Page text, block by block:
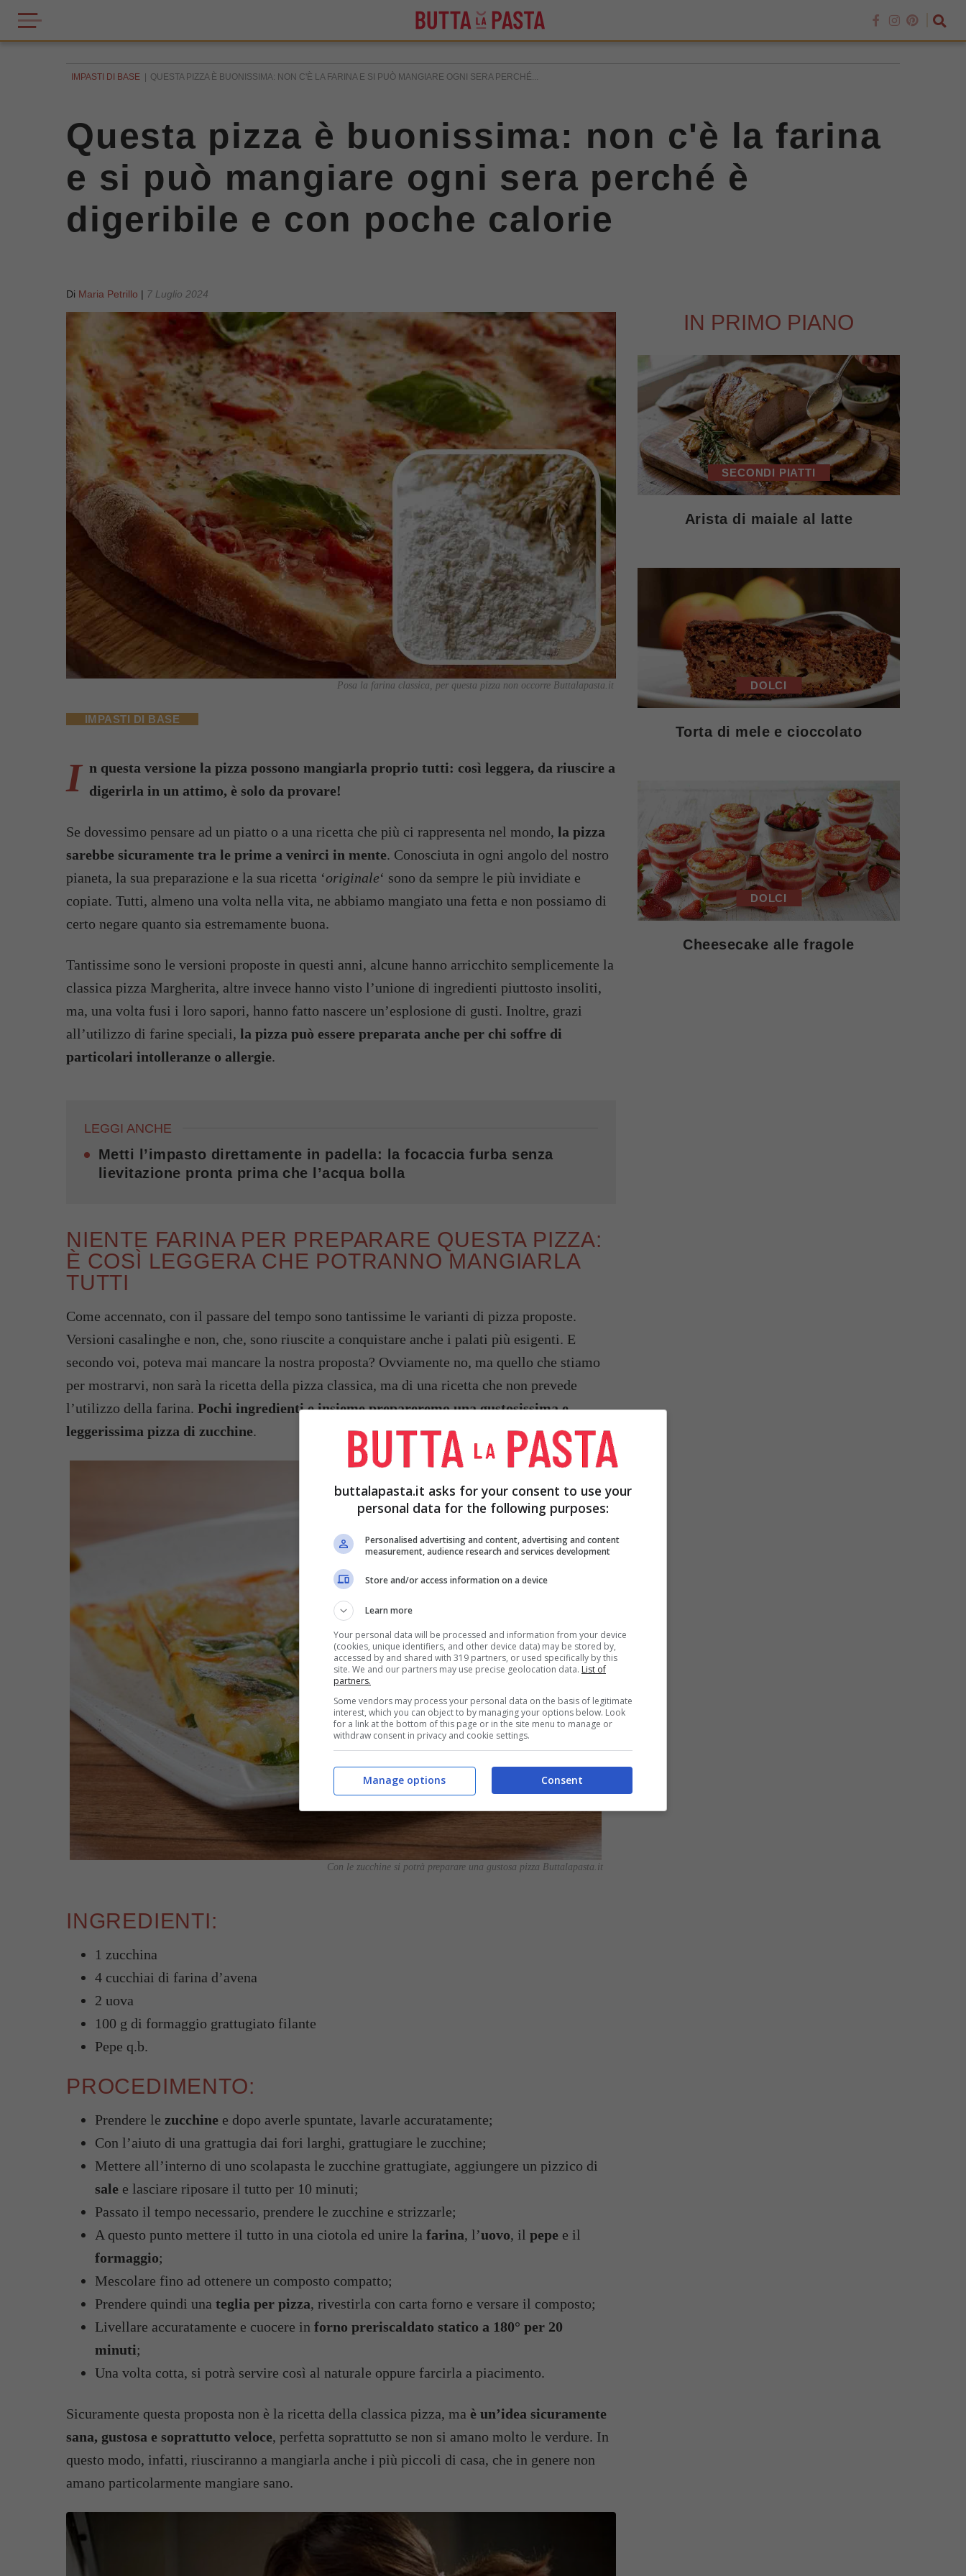
IMPASTI DI BASE QUESTA PIZZA È BUONISSIMA: NON C'È LA FARINA E SI PUÒ MANGIARE OGNI SERA PERCHÉ...
Questa pizza è buonissima: non c'è la farina
e si può mangiare ogni sera perché è
digeribile e con poche calorie
Di Maria Petrillo | 7 Luglio 2024
Posa la farina classica, per questa pizza non occorre Buttalapasta.it
IMPASTI DI BASE
I n questa versione la pizza possono mangiarla proprio tutti: così leggera, da riuscire a
digerirla in un attimo, è solo da provare!
Se dovessimo pensare ad un piatto o a una ricetta che più ci rappresenta nel mondo, la pizza
sarebbe sicuramente tra le prime a venirci in mente. Conosciuta in ogni angolo del nostro
pianeta, la sua preparazione e la sua ricetta ‘originale‘ sono da sempre le più invidiate e
copiate. Tutti, almeno una volta nella vita, ne abbiamo mangiato una fetta e non possiamo di
certo negare quanto sia estremamente buona.
Tantissime sono le versioni proposte in questi anni, alcune hanno arricchito semplicemente la
classica pizza Margherita, altre invece hanno visto l’unione di ingredienti piuttosto insoliti,
ma, una volta fusi i loro sapori, hanno fatto nascere un’esplosione di gusti. Inoltre, grazi
all’utilizzo di farine speciali, la pizza può essere preparata anche per chi soffre di
particolari intolleranze o allergie.
LEGGI ANCHE
Metti l’impasto direttamente in padella: la focaccia furba senza
lievitazione pronta prima che l’acqua bolla
NIENTE FARINA PER PREPARARE QUESTA PIZZA:
È COSÌ LEGGERA CHE POTRANNO MANGIARLA
TUTTI
Come accennato, con il passare del tempo sono tantissime le varianti di pizza proposte.
Versioni casalinghe e non, che, sono riuscite a conquistare anche i palati più esigenti. E
secondo voi, poteva mai mancare la nostra proposta? Ovviamente no, ma quello che stiamo
per mostrarvi, non sarà la ricetta della pizza classica, ma di una ricetta che non prevede
l’utilizzo della farina. Pochi ingredienti e insieme prepareremo una gustosissima e
leggerissima pizza di zucchine.
Con le zucchine si potrà preparare una gustosa pizza Buttalapasta.it
INGREDIENTI:
1 zucchina
4 cucchiai di farina d’avena
2 uova
100 g di formaggio grattugiato filante
Pepe q.b.
PROCEDIMENTO:
Prendere le zucchine e dopo averle spuntate, lavarle accuratamente;
Con l’aiuto di una grattugia dai fori larghi, grattugiare le zucchine;
Mettere all’interno di uno scolapasta le zucchine grattugiate, aggiungere un pizzico di
sale e lasciare riposare il tutto per 10 minuti;
Passato il tempo necessario, prendere le zucchine e strizzarle;
A questo punto mettere il tutto in una ciotola ed unire la farina, l’uovo, il pepe e il
formaggio;
Mescolare fino ad ottenere un composto compatto;
Prendere quindi una teglia per pizza, rivestirla con carta forno e versare il composto;
Livellare accuratamente e cuocere in forno preriscaldato statico a 180° per 20
minuti;
Una volta cotta, si potrà servire così al naturale oppure farcirla a piacimento.
Sicuramente questa proposta non è la ricetta della classica pizza, ma è un’idea sicuramente
sana, gustosa e soprattutto veloce, perfetta soprattutto se non si amano molto le verdure. In
questo modo, infatti, riusciranno a mangiarla anche i più piccoli di casa, che in genere non
amano particolarmente mangiare sano.
IN PRIMO PIANO
SECONDI PIATTI
Arista di maiale al latte
DOLCI
Torta di mele e cioccolato
DOLCI
Cheesecake alle fragole
buttalapasta.it asks for your consent to use your
personal data for the following purposes:
Personalised advertising and content, advertising and content
measurement, audience research and services development
Store and/or access information on a device
Learn more
Your personal data will be processed and information from your device
(cookies, unique identifiers, and other device data) may be stored by,
accessed by and shared with 319 partners, or used specifically by this
site. We and our partners may use precise geolocation data. List of
partners.
Some vendors may process your personal data on the basis of legitimate
interest, which you can object to by managing your options below. Look
for a link at the bottom of this page or in the site menu to manage or
withdraw consent in privacy and cookie settings.
Consent
Manage options